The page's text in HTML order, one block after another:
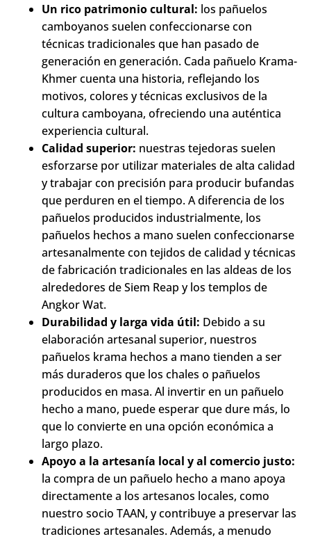
Un rico patrimonio cultural: los pañuelos
camboyanos suelen confeccionarse con
técnicas tradicionales que han pasado de
generación en generación. Cada pañuelo Krama-
Khmer cuenta una historia, reflejando los
motivos, colores y técnicas exclusivos de la
cultura camboyana, ofreciendo una auténtica
experiencia cultural.
Calidad superior: nuestras tejedoras suelen
esforzarse por utilizar materiales de alta calidad
y trabajar con precisión para producir bufandas
que perduren en el tiempo. A diferencia de los
pañuelos producidos industrialmente, los
pañuelos hechos a mano suelen confeccionarse
artesanalmente con tejidos de calidad y técnicas
de fabricación tradicionales en las aldeas de los
alrededores de Siem Reap y los templos de
Angkor Wat.
Durabilidad y larga vida útil: Debido a su
elaboración artesanal superior, nuestros
pañuelos krama hechos a mano tienden a ser
más duraderos que los chales o pañuelos
producidos en masa. Al invertir en un pañuelo
hecho a mano, puede esperar que dure más, lo
que lo convierte en una opción económica a
largo plazo.
Apoyo a la artesanía local y al comercio justo:
la compra de un pañuelo hecho a mano apoya
directamente a los artesanos locales, como
nuestro socio TAAN, y contribuye a preservar las
tradiciones artesanales. Además, a menudo